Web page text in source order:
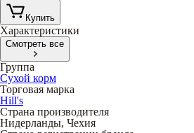
Купить
Характеристики
Смотреть все
Группа
Сухой корм
Торговая марка
Hill's
Страна производителя
Нидерланды, Чехия